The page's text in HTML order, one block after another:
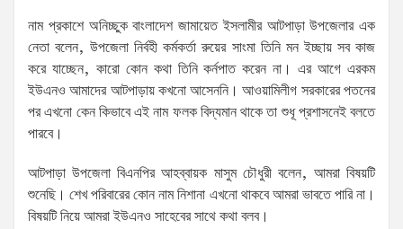
নাম প্রকাশে অনিচ্ছুক বাংলাদেশ জামায়েত ইসলামীর আটপাড়া উপজেলার এক
নেতা বলেন, উপজেলা নির্বহী কর্মকর্তা রুয়ের সাংমা তিনি মন ইচ্ছায় সব কাজ
করে যাচ্ছেন, কারো কোন কথা তিনি কর্নপাত করেন না। এর আগে এরকম
ইউএনও আমাদের আটপাড়ায় কখনো আসেননি। আওয়ামিলীগ সরকারের পতনের
পর এখনো কেন কিভাবে এই নাম ফলক বিদ্যমান থাকে তা শুধূ প্রশাসনেই বলতে
পারবে।
আটপাড়া উপজেলা বিএনপির আহব্বায়ক মাসুম চৌধুরী বলেন, আমরা বিষয়টি
শুনেছি। শেখ পরিবারের কোন নাম নিশানা এখনো থাকবে আমরা ভাবতে পারি না।
বিষয়টি নিয়ে আমরা ইউএনও সাহেবের সাথে কথা বলব।